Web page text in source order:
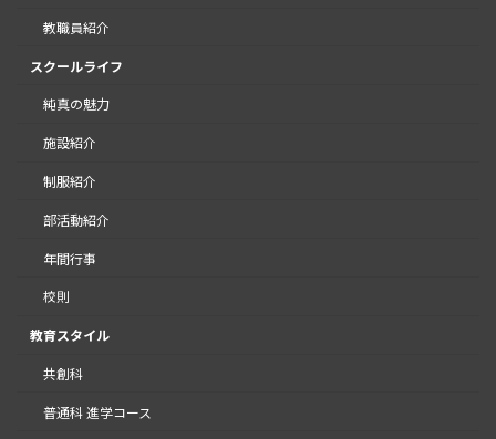
教職員紹介
スクールライフ
純真の魅力
施設紹介
制服紹介
部活動紹介
年間行事
校則
教育スタイル
共創科
普通科 進学コース